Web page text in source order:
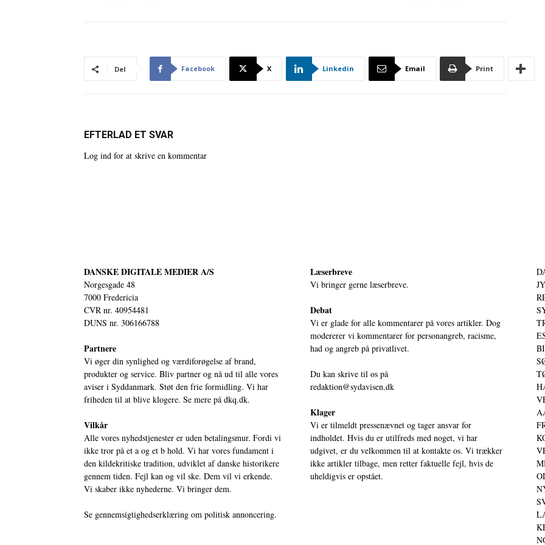
Del Facebook X Linkedin Email Print
EFTERLAD ET SVAR
Log ind for at skrive en kommentar
DANSKE DIGITALE MEDIER A/S
Norgesgade 48
7000 Fredericia
CVR nr. 40954481
DUNS nr. 306166788
Partnere
Vi øger din synlighed og værdiforøgelse af brand,
produkter og service. Bliv partner og nå ud til alle vores
aviser i Syddanmark. Støt den frie formidling. Vi har
friheden til at blive klogere. Se mere på dkq.dk.
Vilkår
Alle vores nyhedstjenester er uden betalingsmur. Fordi vi
ikke tror på et a og et b hold. Vi har vores fundament i
den kildekritiske tradition, udviklet af danske historikere
gennem tiden. Fejl kan og vil ske. Dem vil vi erkende.
Vi skaber ikke nyhederne. Vi bringer dem.
Se gennemsigtighedserklæring om politisk annoncering.
Læserbreve
Vi bringer gerne læserbreve.
Debat
Vi er glade for alle kommentarer på vores artikler. Dog
modererer vi kommentarer for personangreb, racisme,
had og angreb på privatlivet.
Du kan skrive til os på
redaktion@sydavisen.dk
Klager
Vi er tilmeldt pressenævnet og tager ansvar for
indholdet. Hvis du er utilfreds med noget, vi har
udgivet, er du velkommen til at kontakte os. Vi trækker
ikke artikler tilbage, men retter faktuelle fejl, hvis de
uheldigvis er opstået.